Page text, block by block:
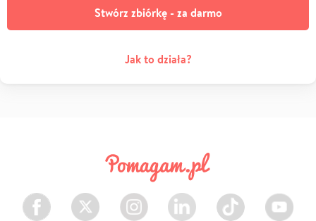
Stwórz zbiórkę - za darmo
Jak to działa?
Facebook Twitter Instagram LinkedIn TikTok Youtube